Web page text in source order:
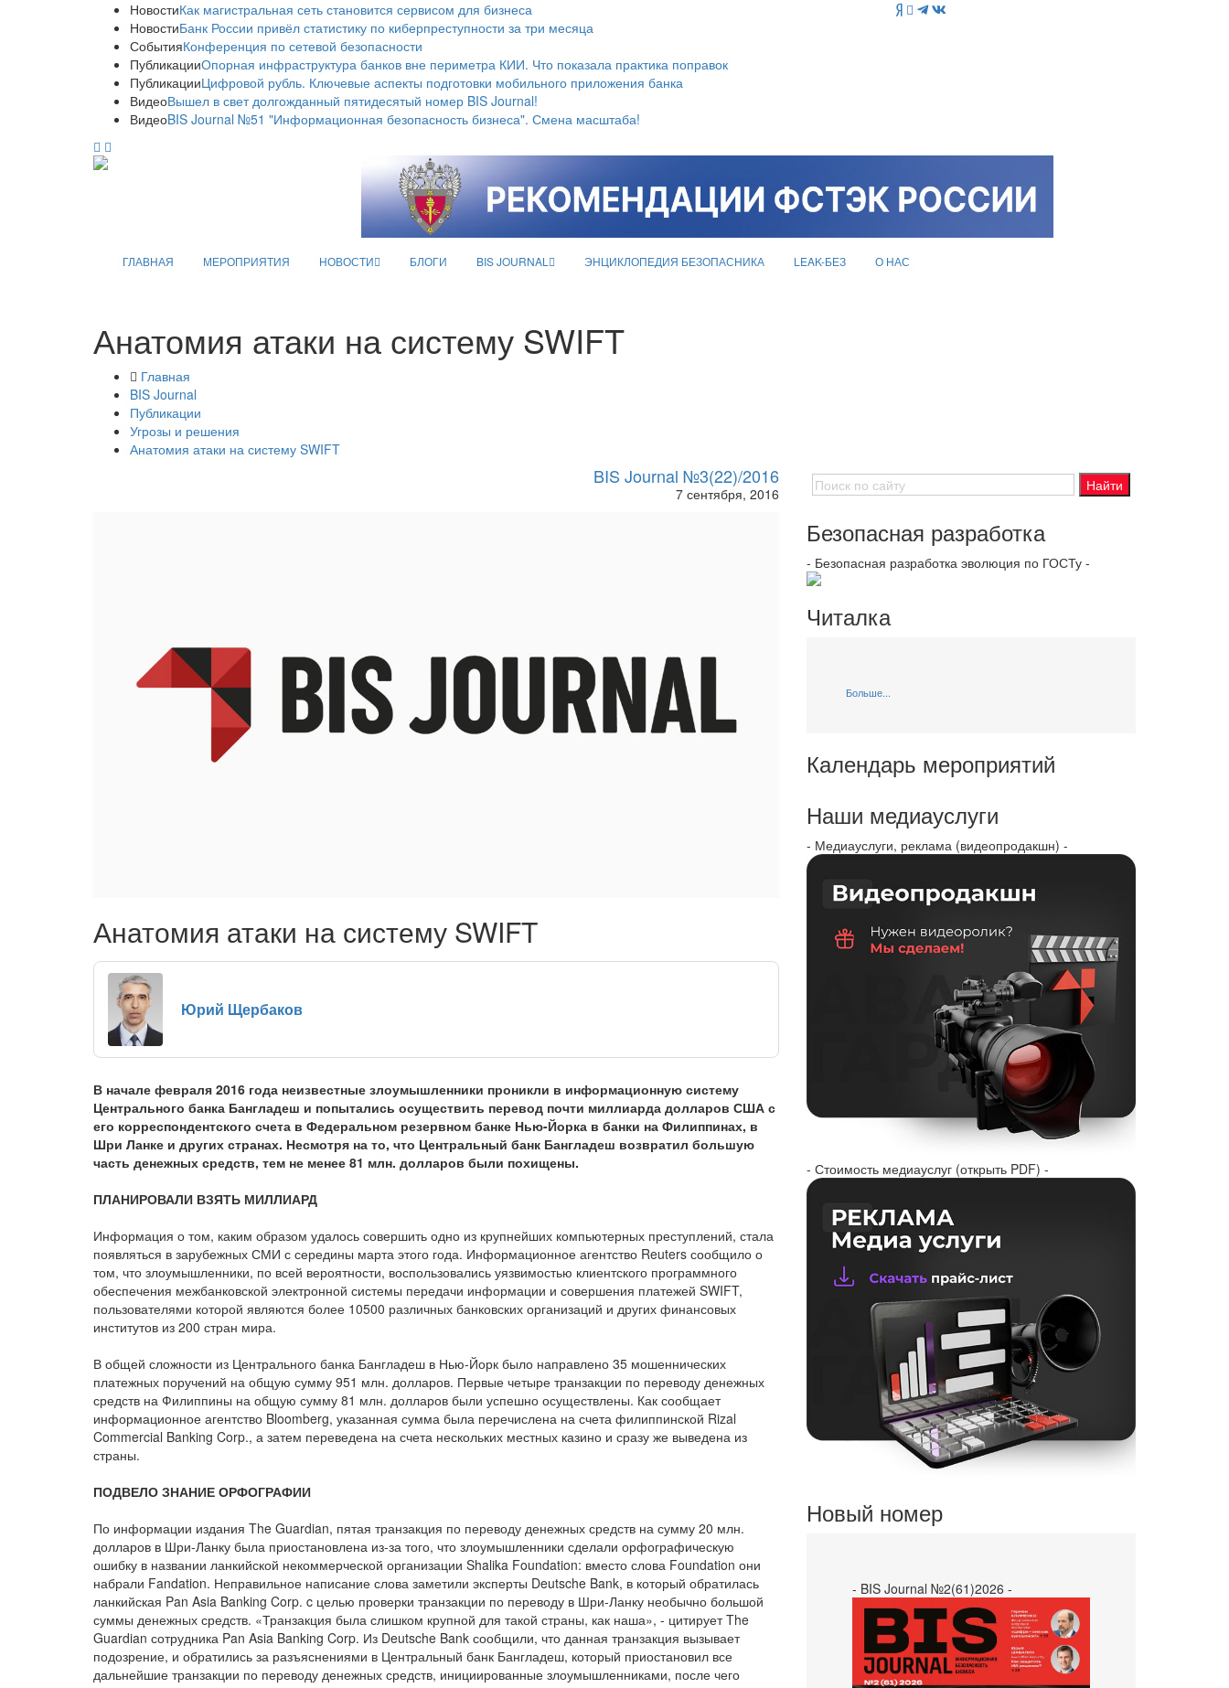
НовостиКак магистральная сеть становится сервисом для бизнеса
НовостиБанк России привёл статистику по киберпреступности за три месяца
СобытияКонференция по сетевой безопасности
ПубликацииОпорная инфраструктура банков вне периметра КИИ. Что показала практика поправок
ПубликацииЦифровой рубль. Ключевые аспекты подготовки мобильного приложения банка
ВидеоВышел в свет долгожданный пятидесятый номер BIS Journal!
ВидеоBIS Journal №51 "Информационная безопасность бизнеса". Смена масштаба!
ГЛАВНАЯ МЕРОПРИЯТИЯ НОВОСТИ БЛОГИ BIS JOURNAL ЭНЦИКЛОПЕДИЯ БЕЗОПАСНИКА LEAK-БЕЗ О НАС
Анатомия атаки на систему SWIFT
Главная
BIS Journal
Публикации
Угрозы и решения
Анатомия атаки на систему SWIFT
BIS Journal №3(22)/2016
7 сентября, 2016
Анатомия атаки на систему SWIFT
Юрий Щербаков
В начале февраля 2016 года неизвестные злоумышленники проникли в информационную систему
Центрального банка Бангладеш и попытались осуществить перевод почти миллиарда долларов США с
его корреспондентского счета в Федеральном резервном банке Нью-Йорка в банки на Филиппинах, в
Шри Ланке и других странах. Несмотря на то, что Центральный банк Бангладеш возвратил большую
часть денежных средств, тем не менее 81 млн. долларов были похищены.
ПЛАНИРОВАЛИ ВЗЯТЬ МИЛЛИАРД
Информация о том, каким образом удалось совершить одно из крупнейших компьютерных преступлений, стала
появляться в зарубежных СМИ с середины марта этого года. Информационное агентство Reuters сообщило о
том, что злоумышленники, по всей вероятности, воспользовались уязвимостью клиентского программного
обеспечения межбанковской электронной системы передачи информации и совершения платежей SWIFT,
пользователями которой являются более 10500 различных банковских организаций и других финансовых
институтов из 200 стран мира.
В общей сложности из Центрального банка Бангладеш в Нью-Йорк было направлено 35 мошеннических
платежных поручений на общую сумму 951 млн. долларов. Первые четыре транзакции по переводу денежных
средств на Филиппины на общую сумму 81 млн. долларов были успешно осуществлены. Как сообщает
информационное агентство Bloomberg, указанная сумма была перечислена на счета филиппинской Rizal
Commercial Banking Corp., а затем переведена на счета нескольких местных казино и сразу же выведена из
страны.
ПОДВЕЛО ЗНАНИЕ ОРФОГРАФИИ
По информации издания The Guardian, пятая транзакция по переводу денежных средств на сумму 20 млн.
долларов в Шри-Ланку была приостановлена из-за того, что злоумышленники сделали орфографическую
ошибку в названии ланкийской некоммерческой организации Shalika Foundation: вместо слова Foundation они
набрали Fandation. Неправильное написание слова заметили эксперты Deutsche Bank, в который обратилась
ланкийская Pan Asia Banking Corp. c целью проверки транзакции по переводу в Шри-Ланку необычно большой
суммы денежных средств. «Транзакция была слишком крупной для такой страны, как наша», - цитирует The
Guardian сотрудника Pan Asia Banking Corp. Из Deutsche Bank сообщили, что данная транзакция вызывает
подозрение, и обратились за разъяснениями в Центральный банк Бангладеш, который приостановил все
дальнейшие транзакции по переводу денежных средств, инициированные злоумышленниками, после чего
Безопасная разработка
- Безопасная разработка эволюция по ГОСТу -
Читалка
Больше...
Календарь мероприятий
Наши медиауслуги
- Медиауслуги, реклама (видеопродакшн) -
- Стоимость медиауслуг (открыть PDF) -
Новый номер
- BIS Journal №2(61)2026 -